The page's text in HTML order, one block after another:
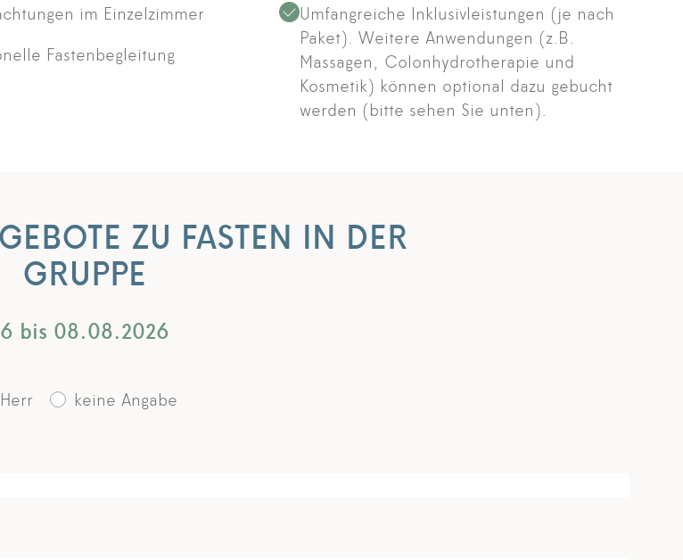
im Einzelzimmer
Fastenbegleitung
Umfangreiche Inklusivleistungen (je nach
Paket). Weitere Anwendungen (z.B.
Massagen, Colonhydrotherapie und
Kosmetik) können optional dazu gebucht
werden (bitte sehen Sie unten).
ZU FASTEN IN DER
GRUPPE
bis 08.08.2026
Herr keine Angabe